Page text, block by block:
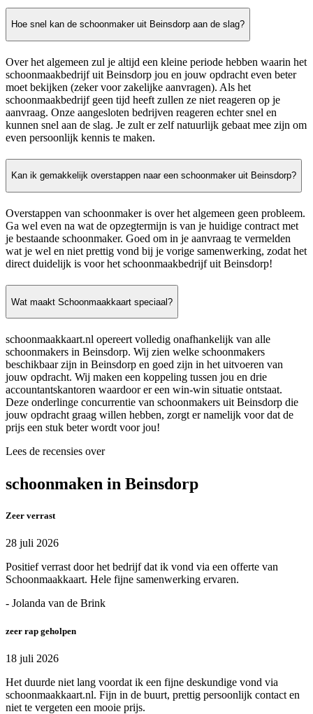
Hoe snel kan de schoonmaker uit Beinsdorp aan de slag?
Over het algemeen zul je altijd een kleine periode hebben waarin het
schoonmaakbedrijf uit Beinsdorp jou en jouw opdracht even beter
moet bekijken (zeker voor zakelijke aanvragen). Als het
schoonmaakbedrijf geen tijd heeft zullen ze niet reageren op je
aanvraag. Onze aangesloten bedrijven reageren echter snel en
kunnen snel aan de slag. Je zult er zelf natuurlijk gebaat mee zijn om
even persoonlijk kennis te maken.
Kan ik gemakkelijk overstappen naar een schoonmaker uit Beinsdorp?
Overstappen van schoonmaker is over het algemeen geen probleem.
Ga wel even na wat de opzegtermijn is van je huidige contract met
je bestaande schoonmaker. Goed om in je aanvraag te vermelden
wat je wel en niet prettig vond bij je vorige samenwerking, zodat het
direct duidelijk is voor het schoonmaakbedrijf uit Beinsdorp!
Wat maakt Schoonmaakkaart speciaal?
schoonmaakkaart.nl opereert volledig onafhankelijk van alle
schoonmakers in Beinsdorp. Wij zien welke schoonmakers
beschikbaar zijn in Beinsdorp en goed zijn in het uitvoeren van
jouw opdracht. Wij maken een koppeling tussen jou en drie
accountantskantoren waardoor er een win-win situatie ontstaat.
Deze onderlinge concurrentie van schoonmakers uit Beinsdorp die
jouw opdracht graag willen hebben, zorgt er namelijk voor dat de
prijs een stuk beter wordt voor jou!
Lees de recensies over
schoonmaken in Beinsdorp
Zeer verrast
28 juli 2026
Positief verrast door het bedrijf dat ik vond via een offerte van
Schoonmaakkaart. Hele fijne samenwerking ervaren.
- Jolanda van de Brink
zeer rap geholpen
18 juli 2026
Het duurde niet lang voordat ik een fijne deskundige vond via
schoonmaakkaart.nl. Fijn in de buurt, prettig persoonlijk contact en
niet te vergeten een mooie prijs.